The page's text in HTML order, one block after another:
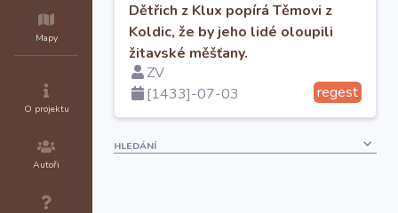
Mapy
O projektu
Autoři
Dětřich z Klux popírá Těmovi z
Koldic, že by jeho lidé oloupili
žitavské měšťany.
ZV
[1433]-07-03
regest
HLEDÁNÍ